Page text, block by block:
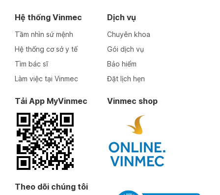
Hệ thống Vinmec
Tầm nhìn sứ mệnh
Hệ thống cơ sở y tế
Tìm bác sĩ
Làm việc tại Vinmec
Dịch vụ
Chuyên khoa
Gói dịch vụ
Bảo hiểm
Đặt lịch hẹn
Tải App MyVinmec Vinmec shop
Theo dõi chúng tôi